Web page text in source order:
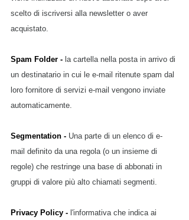
scelto di iscriversi alla newsletter o aver
acquistato.
Spam Folder - la cartella nella posta in arrivo di
un destinatario in cui le e-mail ritenute spam dal
loro fornitore di servizi e-mail vengono inviate
automaticamente.
Segmentation - Una parte di un elenco di e-
mail definito da una regola (o un insieme di
regole) che restringe una base di abbonati in
gruppi di valore più alto chiamati segmenti.
Privacy Policy - l'informativa che indica ai